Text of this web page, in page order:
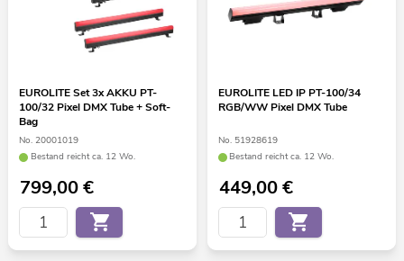
EUROLITE Set 3x AKKU PT-
100/32 Pixel DMX Tube + Soft-
Bag
No. 20001019
Bestand reicht ca. 12 Wo.
799,00€
EUROLITE LED IP PT-100/34
RGB/WW Pixel DMX Tube
No. 51928619
Bestand reicht ca. 12 Wo.
449,00€